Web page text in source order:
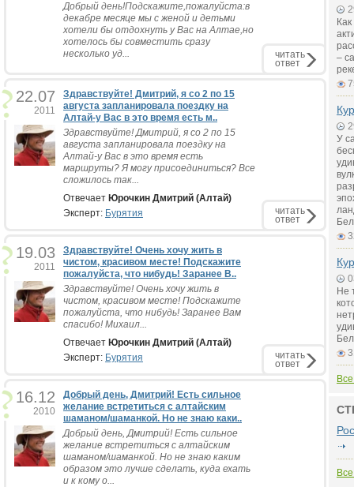
Добрый день!Подскажите,пожалуйста:в
декабре месяце мы с женой и детьми
хотели бы отдохнуть у Вас на Алтае,но
хотелось бы совместить сразу
несколько уд...
читать
ответ
22.07
2011
Здравствуйте! Дмитрий, я со 2 по 15
августа запланировала поездку на
Алтай-у Вас в это время есть м..
Здравствуйте! Дмитрий, я со 2 по 15
августа запланировала поездку на
Алтай-у Вас в это время есть
маршруты? Я могу присоединиться? Все
сложилось так...
Отвечает Юрочкин Дмитрий (Алтай)
Эксперт: Бурятия читать
ответ
19.03
2011
Здравствуйте! Очень хочу жить в
чистом, красивом месте! Подскажите
пожалуйста, что нибудь! Заранее В..
Здравствуйте! Очень хочу жить в
чистом, красивом месте! Подскажите
пожалуйста, что нибудь! Заранее Вам
спасибо! Михаил...
Отвечает Юрочкин Дмитрий (Алтай)
Эксперт: Бурятия читать
ответ
16.12
2010
Добрый день, Дмитрий! Есть сильное
желание встретиться с алтайским
шаманом/шаманкой. Но не знаю каки..
Добрый день, Дмитрий! Есть сильное
желание встретиться с алтайским
шаманом/шаманкой. Но не знаю каким
образом это лучше сделать, куда ехать
и к кому о...
–
У
Не